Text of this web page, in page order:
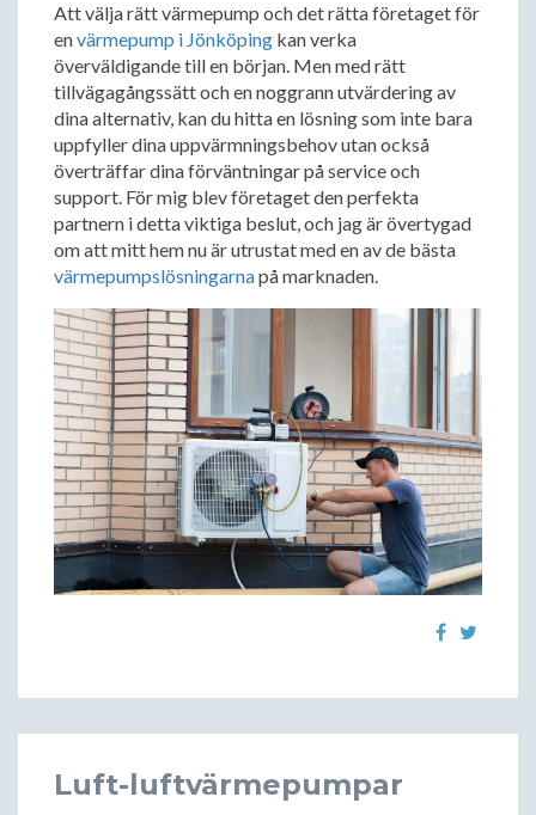
Att välja rätt värmepump och det rätta företaget för
envärmepump i Jönköping kan verka
överväldigande till en början. Men med rätt
tillvägagångssätt och en noggrann utvärdering av
dina alternativ, kan du hitta en lösning som inte bara
uppfyller dina uppvärmningsbehov utan också
överträffar dina förväntningar på service och
support. För mig blev företaget den perfekta
partnern i detta viktiga beslut, och jag är övertygad
om att mitt hem nu är utrustat med en av de bästa
värmepumpslösningarnapå marknaden.
Luft-luftvärmepumpar